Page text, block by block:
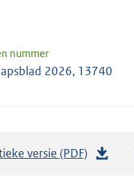
nummer
2026, 13740
versie (PDF)